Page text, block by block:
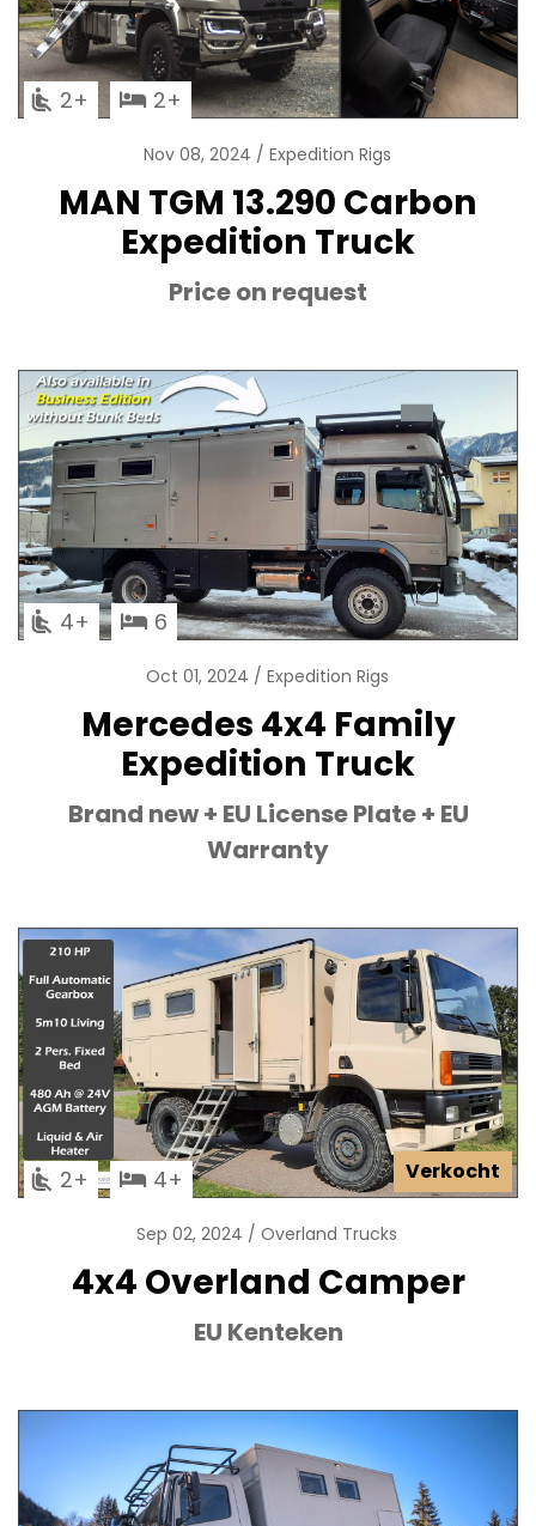
2 2
Nov 08, 2024 Expedition Rigs
MAN TGM 13.290 Carbon
Expedition Truck
Price on request
4 6
Oct 01, 2024 Expedition Rigs
Mercedes 4x4 Family
Expedition Truck
Brand new + EU License Plate + EU
Warranty
Verkocht
2 4
Sep 02, 2024 Overland Trucks
4x4 Overland Camper
EU Kenteken